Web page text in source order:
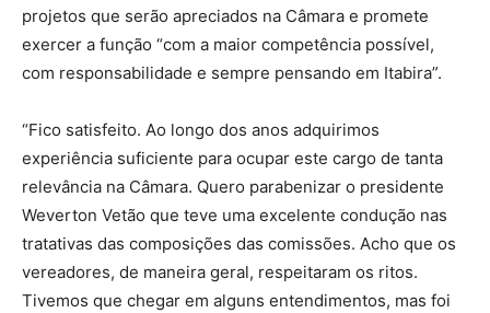
projetos que serão apreciados na Câmara e promete
exercer a função “com a maior competência possível,
com responsabilidade e sempre pensando em Itabira”.
“Fico satisfeito. Ao longo dos anos adquirimos
experiência suficiente para ocupar este cargo de tanta
relevância na Câmara. Quero parabenizar o presidente
Weverton Vetão que teve uma excelente condução nas
tratativas das composições das comissões. Acho que os
vereadores, de maneira geral, respeitaram os ritos.
Tivemos que chegar em alguns entendimentos, mas foi